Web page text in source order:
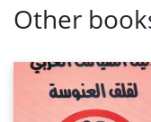
Other